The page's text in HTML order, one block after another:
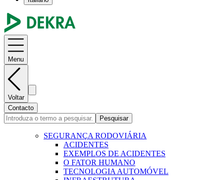
Menu
Voltar
Contacto
Pesquisar
SEGURANÇA RODOVIÁRIA
ACIDENTES
EXEMPLOS DE ACIDENTES
O FATOR HUMANO
TECNOLOGIA AUTOMÓVEL